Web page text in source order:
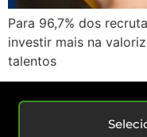
Para 96,7% dos
investir mais na
talentos